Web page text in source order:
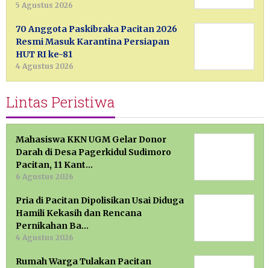
5 Agustus 2026
70 Anggota Paskibraka Pacitan 2026
Resmi Masuk Karantina Persiapan
HUT RI ke-81
4 Agustus 2026
Lintas Peristiwa
Mahasiswa KKN UGM Gelar Donor
Darah di Desa Pagerkidul Sudimoro
Pacitan, 11 Kant…
6 Agustus 2026
Pria di Pacitan Dipolisikan Usai Diduga
Hamili Kekasih dan Rencana
Pernikahan Ba…
4 Agustus 2026
Rumah Warga Tulakan Pacitan